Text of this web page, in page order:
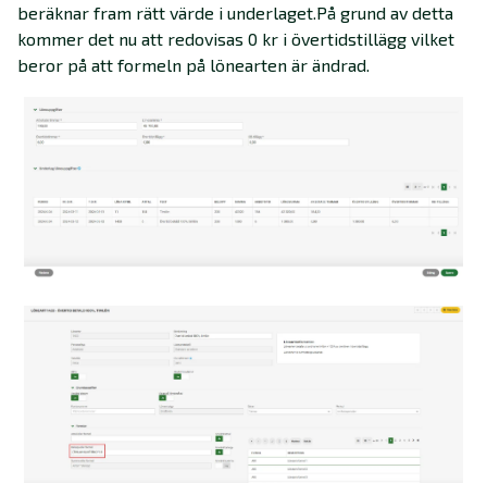
beräknar fram rätt värde i underlaget.På grund av detta
kommer det nu att redovisas 0 kr i övertidstillägg vilket
beror på att formeln på lönearten är ändrad.